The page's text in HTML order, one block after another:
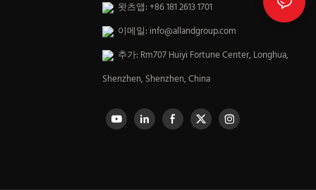
왓츠앱: +86 181 2613 1701
이메일: info@allandgroup.com
추가: Rm707 Huiyi Fortune Center, Longhua,
Shenzhen, Shenzhen, China